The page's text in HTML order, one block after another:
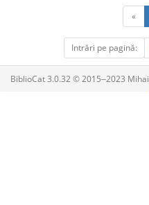
«
Intrări pe pagină:
BiblioCat 3.0.32 © 2015‒2023